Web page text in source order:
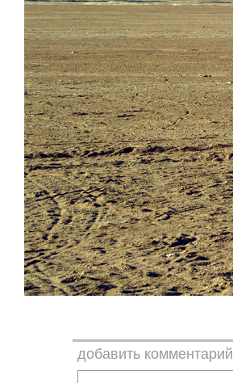
добавить комментарий